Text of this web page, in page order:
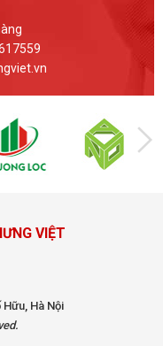
VIỆT
Hữu, Hà Nội